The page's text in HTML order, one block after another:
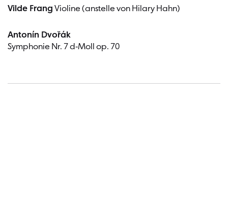
Vilde Frang Violine (anstelle von Hilary Hahn)
Antonín Dvořák
Symphonie Nr. 7 d-Moll op. 70